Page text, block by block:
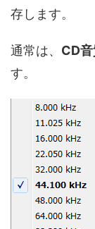
存します。
通常は、 CD
す。